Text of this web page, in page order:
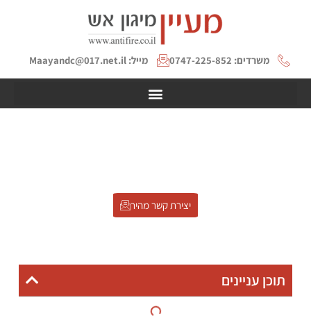
משרדים: 0747-225-852 מייל: Maayandc@017.net.il
יצירת קשר מהיר
תוכן עניינים